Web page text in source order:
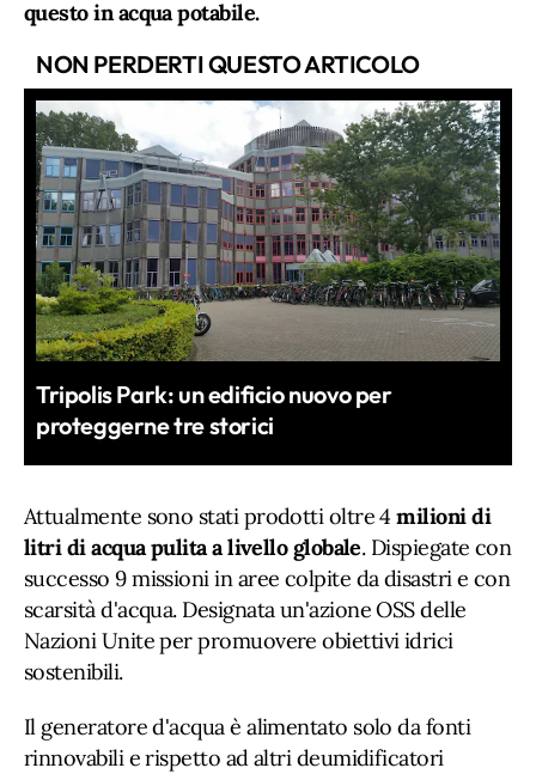
questo in acqua potabile.
NON PERDERTI QUESTO ARTICOLO
Tripolis Park: un edificio nuovo per
proteggerne tre storici
Attualmente sono stati prodotti oltre 4 milioni di
litri di acqua pulita a livello globale. Dispiegate con
successo 9 missioni in aree colpite da disastri e con
scarsità d'acqua. Designata un'azione OSS delle
Nazioni Unite per promuovere obiettivi idrici
sostenibili.
Il generatore d'acqua è alimentato solo da fonti
rinnovabili e rispetto ad altri deumidificatori